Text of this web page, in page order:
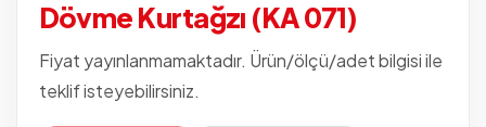
Dövme Kurtağzı (KA 071)
Fiyat yayınlanmamaktadır. Ürün/ölçü/adet bilgisi ile
teklif isteyebilirsiniz.